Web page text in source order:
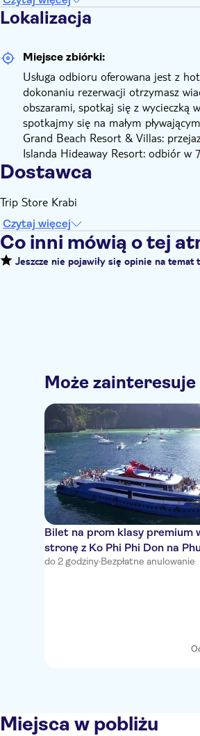
Lokalizacja
Miejsce zbiórki:
Usługa odbioru oferowana jest z
dokonaniu rezerwacji otrzymasz
obszarami, spotkaj się z wycieczką
spotkajmy się na małym
Grand Beach Resort & Villas:
Islanda Hideaway Resort: odbiór w
Dostawca
Trip Store Krabi
Czytaj więcej
Co inni mówią o tej
Jeszcze nie pojawiły się opinie na temat
Może
Bilet na prom klasy premium
stronę z Ko Phi Phi Don na
do 2 godziny·Bezpłatne anulowanie
Miejsca w pobliżu